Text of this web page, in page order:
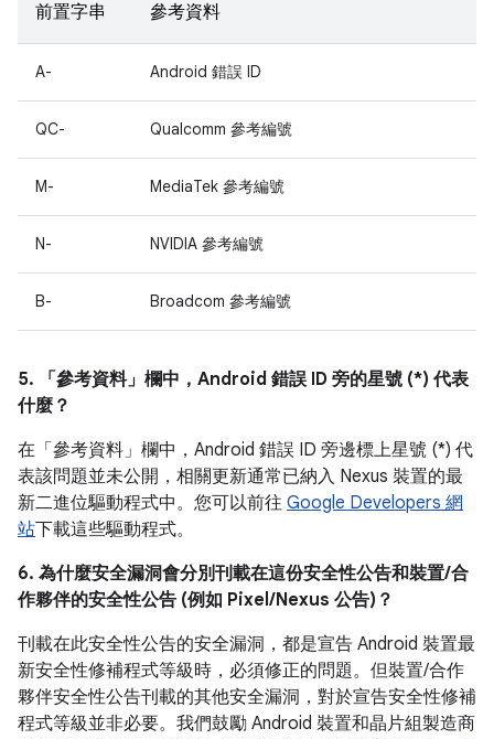
前置字串 參考資料
A- Android 錯誤 ID
QC- Qualcomm 參考編號
M- MediaTek 參考編號
N- NVIDIA 參考編號
B- Broadcom 參考編號
5. 「參考資料」 欄中，Android 錯誤 ID 旁的星號 (*) 代表
什麼？
在「參考資料」 欄中，Android 錯誤 ID 旁邊標上星號 (*) 代
表該問題並未公開，相關更新通常已納入 Nexus 裝置的最
新二進位驅動程式中。您可以前往 Google Developers 網
站下載這些驅動程式。
6. 為什麼安全漏洞會分別刊載在這份安全性公告和裝置/合
作夥伴的安全性公告 (例如 Pixel/Nexus 公告)？
刊載在此安全性公告的安全漏洞，都是宣告 Android 裝置最
新安全性修補程式等級時，必須修正的問題。但裝置/合作
夥伴安全性公告刊載的其他安全漏洞，對於宣告安全性修補
程式等級並非必要。我們鼓勵 Android 裝置和晶片組製造商